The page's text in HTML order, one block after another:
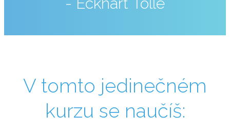
V tomto jedinečném
kurzu se naučíš: